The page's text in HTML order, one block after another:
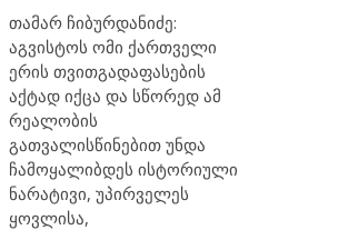
თამარ ჩიბურდანიძე:
აგვისტოს ომი ქართველი
ერის თვითგადაფასების
აქტად იქცა და სწორედ ამ
რეალობის
გათვალისწინებით უნდა
ჩამოყალიბდეს ისტორიული
ნარატივი, უპირველეს
ყოვლისა,